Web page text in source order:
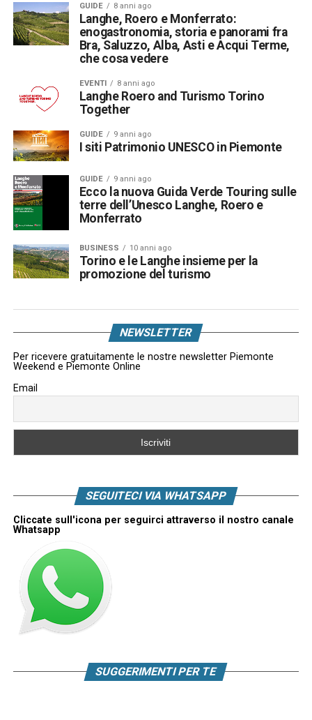
GUIDE 8 anni ago
Langhe, Roero e Monferrato:
enogastronomia, storia e panorami fra
Bra, Saluzzo, Alba, Asti e Acqui Terme,
che cosa vedere
EVENTI 8 anni ago
Langhe Roero and Turismo Torino
Together
GUIDE 9 anni ago
I siti Patrimonio UNESCO in Piemonte
GUIDE 9 anni ago
Ecco la nuova Guida Verde Touring sulle
terre dell’Unesco Langhe, Roero e
Monferrato
BUSINESS 10 anni ago
Torino e le Langhe insieme per la
promozione del turismo
NEWSLETTER
Per ricevere gratuitamente le nostre newsletter Piemonte
Weekend e Piemonte Online
Email
SEGUITECI VIA WHATSAPP
Cliccate sull'icona per seguirci attraverso il nostro canale
Whatsapp
SUGGERIMENTI PER TE